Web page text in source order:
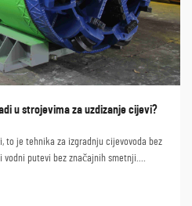
u strojevima za uzdizanje cijevi?
to je tehnika za izgradnju cijevovoda bez
putevi bez značajnih smetnji.